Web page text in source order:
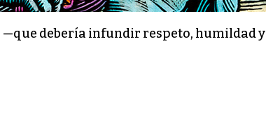
—que debería infundir respeto, humildad y